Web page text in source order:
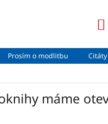
Prosím o modlitbu
máme